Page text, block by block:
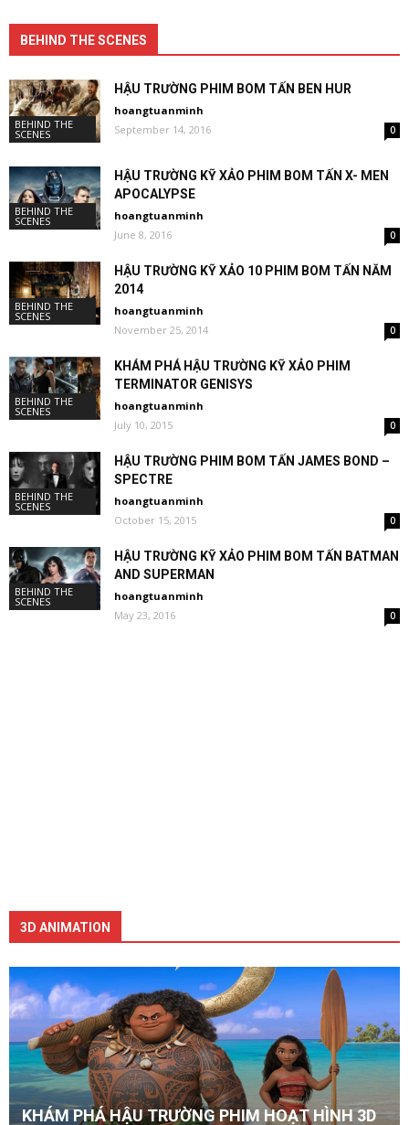
BEHIND THE SCENES
BEHIND THE
SCENES
HẬU TRƯỜNG PHIM BOM TẤN BEN HUR
hoangtuanminh
September 14, 2016
0
BEHIND THE
SCENES
HẬU TRƯỜNG KỸ XẢO PHIM BOM TẤN X- MEN
APOCALYPSE
hoangtuanminh
June 8, 2016
0
BEHIND THE
SCENES
HẬU TRƯỜNG KỸ XẢO 10 PHIM BOM TẤN NĂM
2014
hoangtuanminh
November 25, 2014
0
BEHIND THE
SCENES
KHÁM PHÁ HẬU TRƯỜNG KỸ XẢO PHIM
TERMINATOR GENISYS
hoangtuanminh
July 10, 2015
0
BEHIND THE
SCENES
HẬU TRƯỜNG PHIM BOM TẤN JAMES BOND –
SPECTRE
hoangtuanminh
October 15, 2015
0
BEHIND THE
SCENES
HẬU TRƯỜNG KỸ XẢO PHIM BOM TẤN BATMAN
AND SUPERMAN
hoangtuanminh
May 23, 2016
0
3D ANIMATION
KHÁM PHÁ HẬU TRƯỜNG PHIM HOẠT HÌNH 3D